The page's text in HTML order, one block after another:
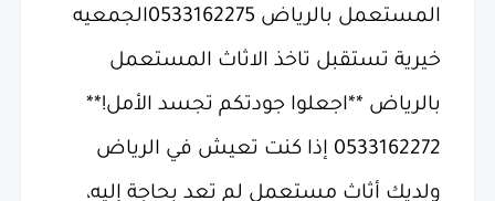
المستعمل بالرياض 0533162275الجمعيه
خيرية تستقبل تاخذ الاثاث المستعمل
بالرياض **اجعلوا جودتكم تجسد الأمل!**
0533162272 إذا كنت تعيش في الرياض
ولديك أثاث مستعمل لم تعد بحاجة إليه،